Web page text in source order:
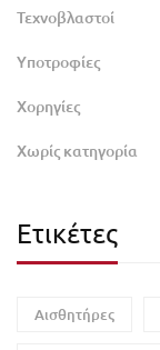
Τεχνοβλαστοί
Υποτροφίες
Χορηγίες
Χωρίς κατηγορία
Ετικέτες
Αισθητήρες